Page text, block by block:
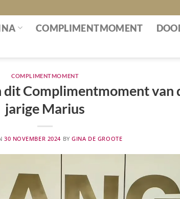
COMPLIMENTMOMENT
COMPLIMENTMOMENT
dit Complimentmoment van
jarige Marius
30 NOVEMBER 2024 BYGINA DE GROOTE